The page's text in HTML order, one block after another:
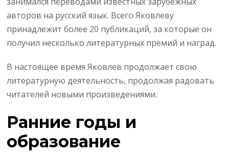
авторов на русский язык. Всего Яковлеву
принадлежит более 20 публикаций, за которые он
получил несколько литературных премий и наград.
В настоящее время Яковлев продолжает свою
литературную деятельность, продолжая радовать
читателей новыми произведениями.
Ранние годы и
образование